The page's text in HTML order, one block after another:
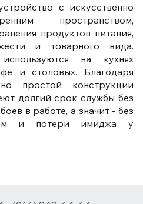
с искусственно
пространством,
продуктов питания,
и товарного вида.
на кухнях
и столовых. Благодаря
простой конструкции
долгий срок службы без
в работе, а значит - без
и потери имиджа у